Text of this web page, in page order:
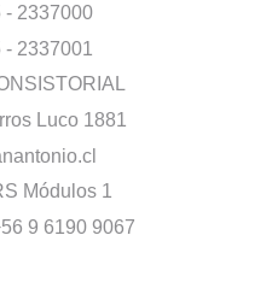
- 2337000
- 2337001
Luco 1881
Módulos 1
9 6190 9067